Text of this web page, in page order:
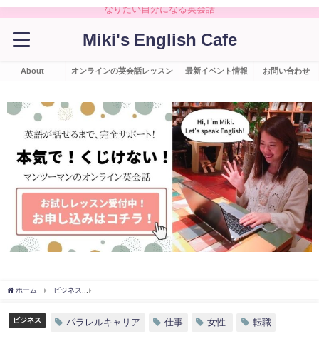
なりたい自分になる英会話
Miki's English Cafe
About オンラインの英会話レッスン 最新イベント情報 お問い合わせ
ホーム ビジネス
ビジネス パラレルキャリア 仕事 女性. 転職